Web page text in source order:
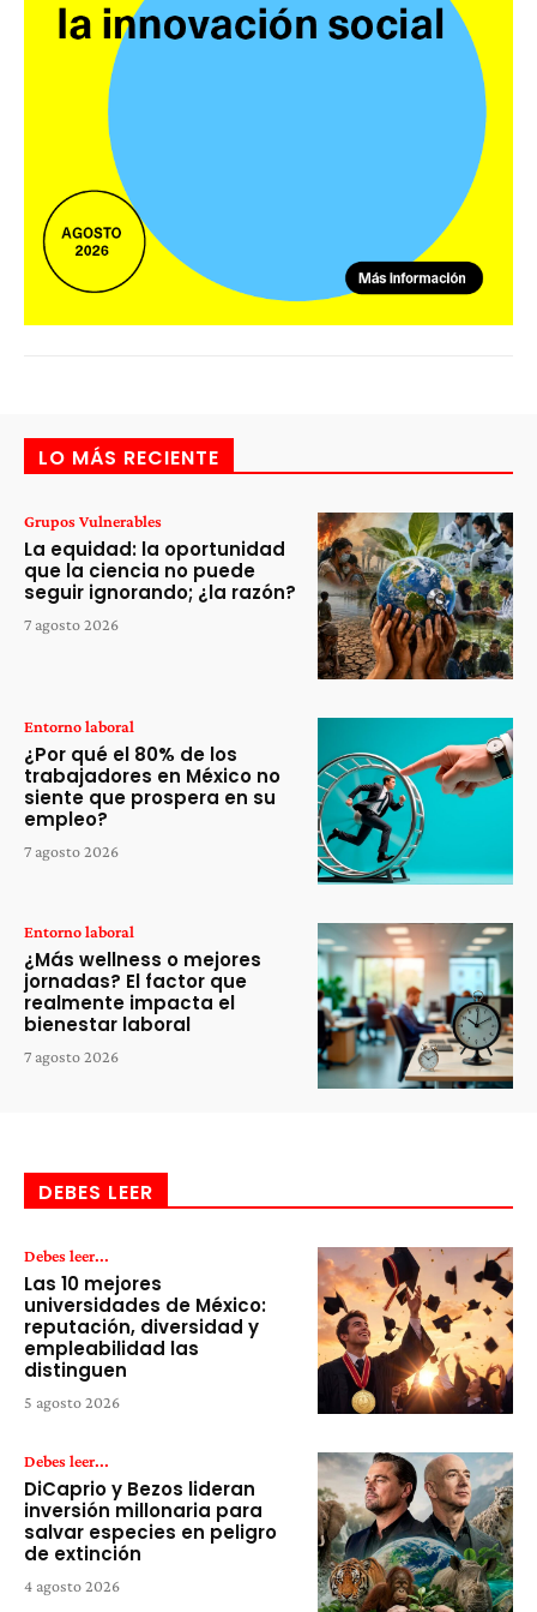
LO MÁS RECIENTE
Grupos Vulnerables
La equidad: la oportunidad
que la ciencia no puede
seguir ignorando; ¿la razón?
7 agosto 2026
Entorno laboral
¿Por qué el 80% de los
trabajadores en México no
siente que prospera en su
empleo?
7 agosto 2026
Entorno laboral
¿Más wellness o mejores
jornadas? El factor que
realmente impacta el
bienestar laboral
7 agosto 2026
DEBES LEER
Debes leer...
Las 10 mejores
universidades de México:
reputación, diversidad y
empleabilidad las
distinguen
5 agosto 2026
Debes leer...
DiCaprio y Bezos lideran
inversión millonaria para
salvar especies en peligro
de extinción
4 agosto 2026